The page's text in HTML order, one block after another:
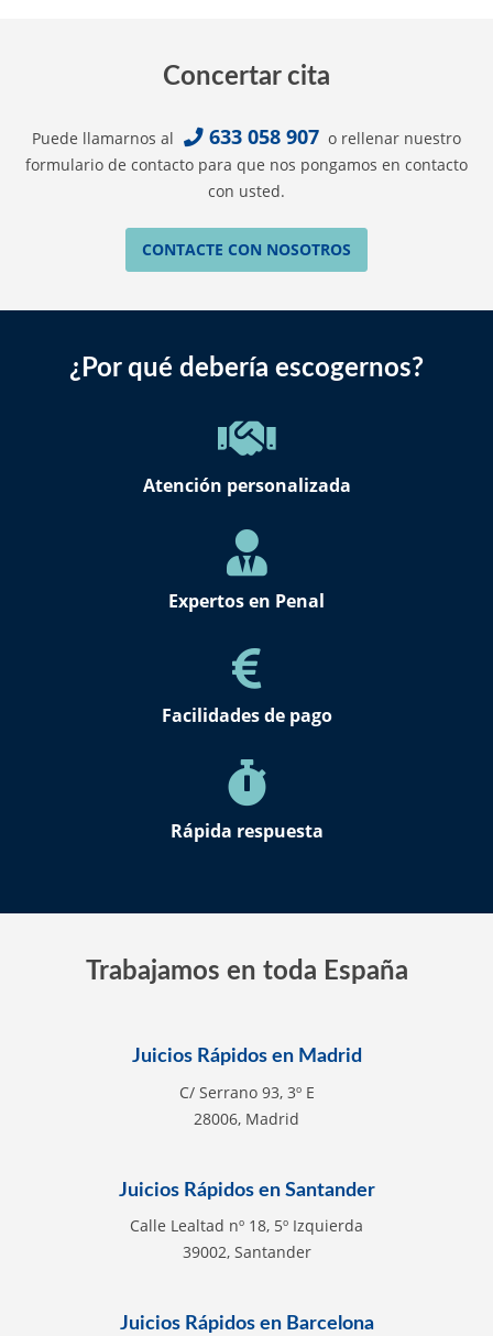
Concertar cita
Puede llamarnos al 633 058 907 o rellenar nuestro
formulario de contacto para que nos pongamos en contacto
con usted.
CONTACTE CON NOSOTROS
¿Por qué debería escogernos?
Atención personalizada
Expertos en Penal
Facilidades de pago
Rápida respuesta
Trabajamos en toda España
Juicios Rápidos en Madrid
C/ Serrano 93, 3º E
28006, Madrid
Juicios Rápidos en Santander
Calle Lealtad nº 18, 5º Izquierda
39002, Santander
Juicios Rápidos en Barcelona